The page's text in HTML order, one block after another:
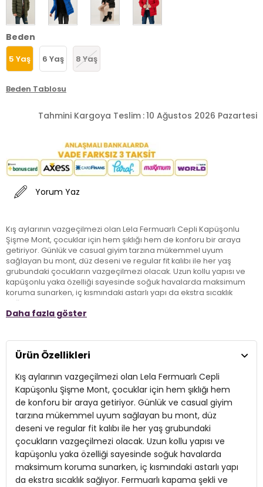
Beden
5 Yaş 6 Yaş 8 Yaş
Beden Tablosu
Tahmini Kargoya Teslim :10 Ağustos 2026 Pazartesi
Yorum Yaz
Kış aylarının vazgeçilmezi olan Lela Fermuarlı Cepli Kapüşonlu
Şişme Mont, çocuklar için hem şıklığı hem de konforu bir araya
getiriyor. Günlük ve casual giyim tarzına mükemmel uyum
sağlayan bu mont, düz deseni ve regular fit kalıbı ile her yaş
grubundaki çocukların vazgeçilmezi olacak. Uzun kollu yapısı ve
kapüşonlu yaka özelliği sayesinde soğuk havalarda maksimum
koruma sunarken, iç kısmındaki astarlı yapı da ekstra sıcaklık
sağlıyor. Fermuarlı kapama şekli ve cepli tasarımı, pratik kullanım
imkanı sunarak ebeveynlerin ve çocukların favorisi haline geliyor.
yaşamlarına da uyum sağlıyor. Lela mont, soğuk günlerin tadını
çıkarırken stil sahibi görünmeyi de garantiliyor.
Model:Mont
Giyim Tarzı:Günlük/Casual
Desen:Düz
Mevsim:Kışlık
Materyal:Polyester
Daha fazla göster
Ürün Özellikleri
Kış aylarının vazgeçilmezi olan Lela Fermuarlı Cepli
Kapüşonlu Şişme Mont, çocuklar için hem şıklığı hem
de konforu bir araya getiriyor. Günlük ve casual giyim
tarzına mükemmel uyum sağlayan bu mont, düz
deseni ve regular fit kalıbı ile her yaş grubundaki
çocukların vazgeçilmezi olacak. Uzun kollu yapısı ve
kapüşonlu yaka özelliği sayesinde soğuk havalarda
maksimum koruma sunarken, iç kısmındaki astarlı yapı
da ekstra sıcaklık sağlıyor. Fermuarlı kapama şekli ve